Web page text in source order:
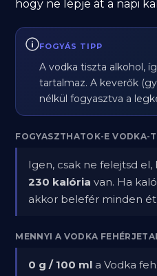
hogy ne lépje át a napi
FOGYÁS TIPP
A vodka tiszta alkohol,
tartalmaz. A keverők
nélkül fogyasztva a
FOGYASZTHATOK-E VODKA-
Igen, csak ne felejtsd
230 kalória van. Ha
akkor belefér minden
MENNYI A VODKA
0 g / 100 ml a Vodka